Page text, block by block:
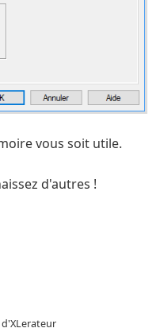
vous soit utile.
d'autres !